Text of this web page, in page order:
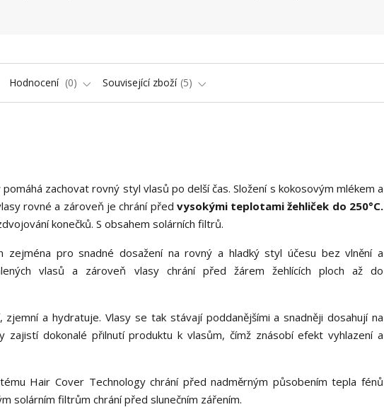
Hodnocení 0 Související zboží 5
zachovat rovný styl vlasů po delší čas. Složení s kokosovým mlékem a
rovné a zároveň je chrání před vysokými teplotami žehliček do 250°C.
konečků. S obsahem solárních filtrů.
pro snadné dosažení na rovný a hladký styl účesu bez vlnění a
vlasů a zároveň vlasy chrání před žárem žehlících ploch až do
zjemní a hydratuje. Vlasy se tak stávají poddanějšími a snadněji dosahují na
zajistí dokonalé přilnutí produktu k vlasům, čímž znásobí efekt vyhlazení a
Hair Cover Technology chrání před nadměrným působením tepla fénů
solárním filtrům chrání před slunečním zářením.